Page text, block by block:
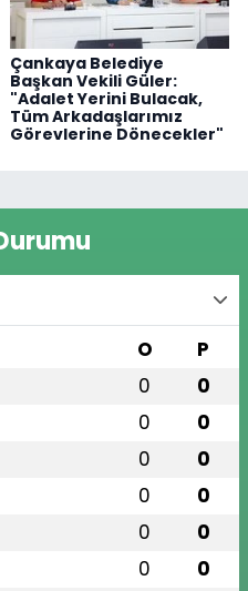
Çankaya Belediye
Başkan Vekili Güler:
"Adalet Yerini Bulacak,
Tüm Arkadaşlarımız
Görevlerine Dönecekler"
O P
0 0
0 0
0 0
0 0
0 0
0 0